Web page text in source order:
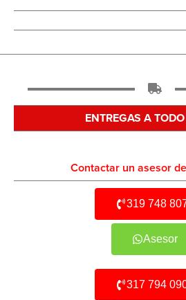
ENTREGAS A
Contactar un asesor
319 748
Asesor
317 794